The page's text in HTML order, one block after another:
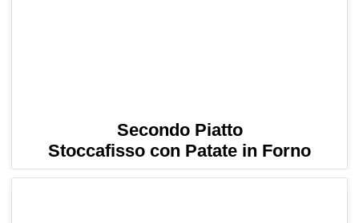
Secondo Piatto
Stoccafisso con Patate in Forno